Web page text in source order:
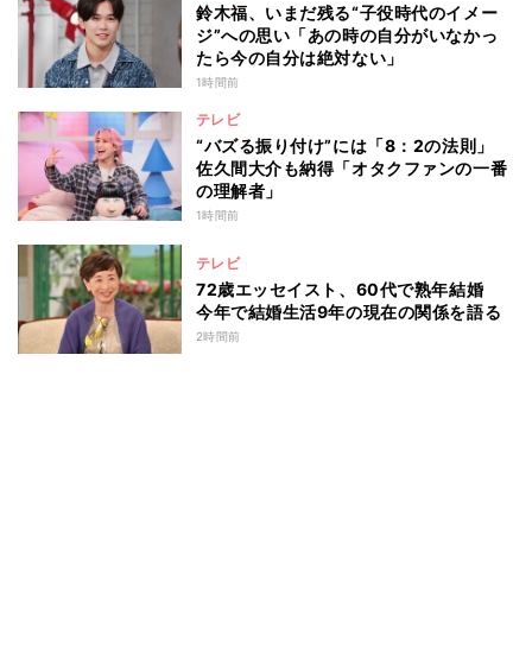
鈴木福、いまだ残る“子役時代のイメー
ジ”への思い「あの時の自分がいなかっ
たら今の自分は絶対ない」
1時間前
テレビ
“バズる振り付け”には「8：2の法則」
佐久間大介も納得「オタクファンの一番
の理解者」
1時間前
テレビ
72歳エッセイスト、60代で熟年結婚
今年で結婚生活9年の現在の関係を語る
2時間前